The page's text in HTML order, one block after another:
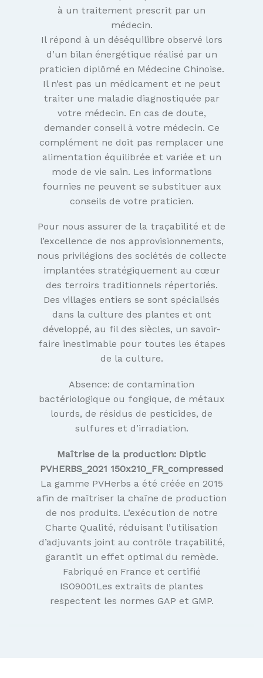
à un traitement prescrit par un
médecin.
Il répond à un déséquilibre observé lors
d’un bilan énergétique réalisé par un
praticien diplômé en Médecine Chinoise.
Il n’est pas un médicament et ne peut
traiter une maladie diagnostiquée par
votre médecin. En cas de doute,
demander conseil à votre médecin. Ce
complément ne doit pas remplacer une
alimentation équilibrée et variée et un
mode de vie sain. Les informations
fournies ne peuvent se substituer aux
conseils de votre praticien.
Pour nous assurer de la traçabilité et de
l’excellence de nos approvisionnements,
nous privilégions des sociétés de collecte
implantées stratégiquement au cœur
des terroirs traditionnels répertoriés.
Des villages entiers se sont spécialisés
dans la culture des plantes et ont
développé, au fil des siècles, un savoir-
faire inestimable pour toutes les étapes
de la culture.
Absence: de contamination
bactériologique ou fongique, de métaux
lourds, de résidus de pesticides, de
sulfures et d’irradiation.
Maîtrise de la production: Diptic
PVHERBS_2021 150x210_FR_compressed
La gamme PVHerbs a été créée en 2015
afin de maîtriser la chaîne de production
de nos produits. L’exécution de notre
Charte Qualité, réduisant l’utilisation
d’adjuvants joint au contrôle traçabilité,
garantit un effet optimal du remède.
Fabriqué en France et certifié
ISO9001Les extraits de plantes
respectent les normes GAP et GMP.